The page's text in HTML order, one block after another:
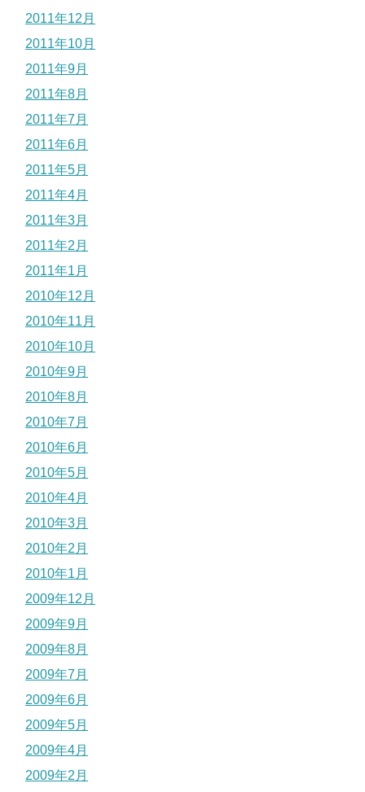
2011年12月
2011年10月
2011年9月
2011年8月
2011年7月
2011年6月
2011年5月
2011年4月
2011年3月
2011年2月
2011年1月
2010年12月
2010年11月
2010年10月
2010年9月
2010年8月
2010年7月
2010年6月
2010年5月
2010年4月
2010年3月
2010年2月
2010年1月
2009年12月
2009年9月
2009年8月
2009年7月
2009年6月
2009年5月
2009年4月
2009年2月